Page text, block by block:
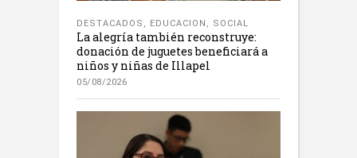
DESTACADOS , EDUCACION , SOCIAL
La alegría también reconstruye:
donación de juguetes beneficiará a
niños y niñas de Illapel
05/08/2026